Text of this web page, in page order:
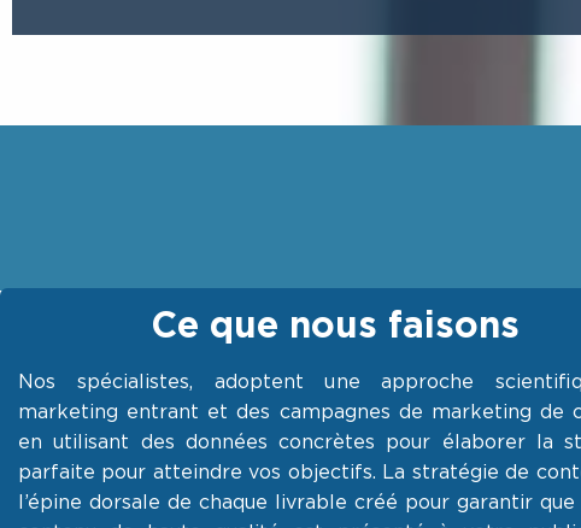
Ce que nous faisons
Nos spécialistes, adoptent une approche
marketing entrant et des campagnes de marketing de
en utilisant des données concrètes pour élaborer la
parfaite pour atteindre vos objectifs. La stratégie de
l’épine dorsale de chaque livrable créé pour garantir que